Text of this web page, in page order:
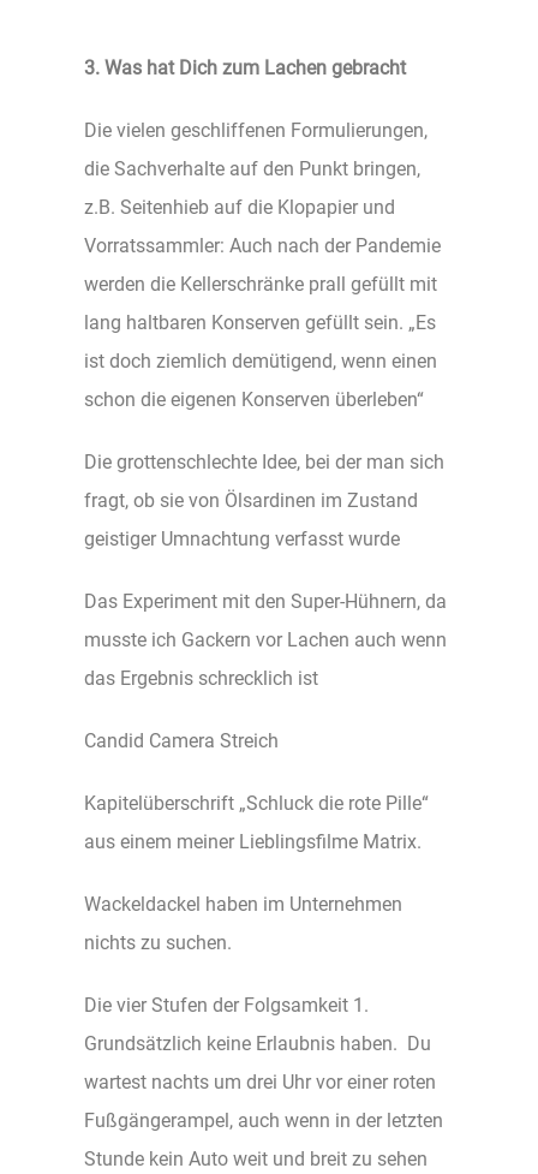
3. Was hat Dich zum Lachen gebracht
Die vielen geschliffenen Formulierungen,
die Sachverhalte auf den Punkt bringen,
z.B. Seitenhieb auf die Klopapier und
Vorratssammler: Auch nach der Pandemie
werden die Kellerschränke prall gefüllt mit
lang haltbaren Konserven gefüllt sein. „Es
ist doch ziemlich demütigend, wenn einen
schon die eigenen Konserven überleben“
Die grottenschlechte Idee, bei der man sich
fragt, ob sie von Ölsardinen im Zustand
geistiger Umnachtung verfasst wurde
Das Experiment mit den Super-Hühnern, da
musste ich Gackern vor Lachen auch wenn
das Ergebnis schrecklich ist
Candid Camera Streich
Kapitelüberschrift „Schluck die rote Pille“
aus einem meiner Lieblingsfilme Matrix.
Wackeldackel haben im Unternehmen
nichts zu suchen.
Die vier Stufen der Folgsamkeit 1.
Grundsätzlich keine Erlaubnis haben. Du
wartest nachts um drei Uhr vor einer roten
Fußgängerampel, auch wenn in der letzten
Stunde kein Auto weit und breit zu sehen